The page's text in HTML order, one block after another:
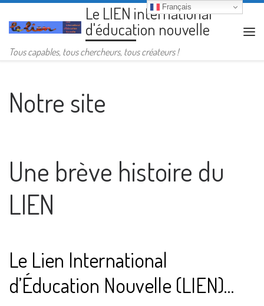
Passer au contenuLe LIEN international
d'éducation nouvelle
Tous capables, tous chercheurs, tous créateurs !
Notre site
Une brève histoire du
LIEN
Le Lien International
d’Éducation Nouvelle (LIEN)…
Français